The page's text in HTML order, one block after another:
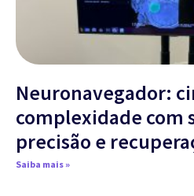
Neuronavegador:
complexidade com
precisão e
Saiba mais »